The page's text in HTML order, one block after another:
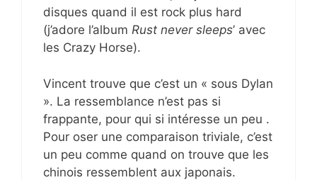
disques quand il est rock plus hard
(j’adore l’album Rust never sleeps’ avec
les Crazy Horse).
Vincent trouve que c’est un « sous Dylan
». La ressemblance n’est pas si
frappante, pour qui si intéresse un peu .
Pour oser une comparaison triviale, c’est
un peu comme quand on trouve que les
chinois ressemblent aux japonais.